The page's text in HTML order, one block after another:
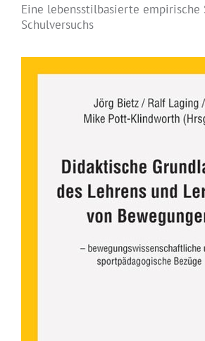
Eine lebensstilbasierte empirische
Schulversuchs